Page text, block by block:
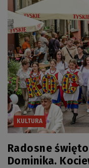
KULTURA
Radosne
Dominika.